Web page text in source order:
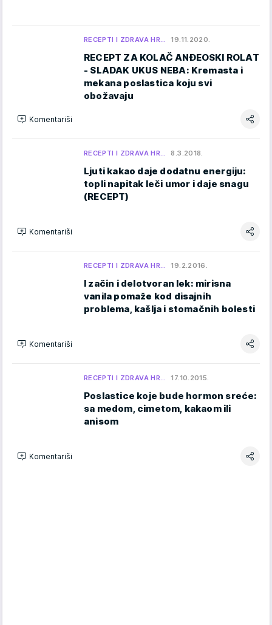
RECEPTI I ZDRAVA HR… 19.11.2020.
RECEPT ZA KOLAČ ANĐEOSKI ROLAT
- SLADAK UKUS NEBA: Kremasta i
mekana poslastica koju svi
obožavaju
Komentariši
RECEPTI I ZDRAVA HR… 8.3.2018.
Ljuti kakao daje dodatnu energiju:
topli napitak leči umor i daje snagu
(RECEPT)
Komentariši
RECEPTI I ZDRAVA HR… 19.2.2016.
I začin i delotvoran lek: mirisna
vanila pomaže kod disajnih
problema, kašlja i stomačnih bolesti
Komentariši
RECEPTI I ZDRAVA HR… 17.10.2015.
Poslastice koje bude hormon sreće:
sa medom, cimetom, kakaom ili
anisom
Komentariši